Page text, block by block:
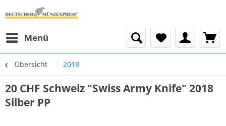
Menü
Übersicht 2018
20 CHF Schweiz "Swiss Army Knife" 2018
Silber PP